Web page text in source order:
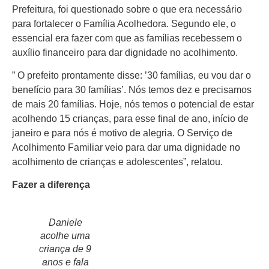
Prefeitura, foi questionado sobre o que era necessário
para fortalecer o Família Acolhedora. Segundo ele, o
essencial era fazer com que as famílias recebessem o
auxílio financeiro para dar dignidade no acolhimento.
” O prefeito prontamente disse: ’30 famílias, eu vou dar o
benefício para 30 famílias’. Nós temos dez e precisamos
de mais 20 famílias. Hoje, nós temos o potencial de estar
acolhendo 15 crianças, para esse final de ano, início de
janeiro e para nós é motivo de alegria. O Serviço de
Acolhimento Familiar veio para dar uma dignidade no
acolhimento de crianças e adolescentes”, relatou.
Fazer a diferença
Daniele
acolhe uma
criança de 9
anos e fala